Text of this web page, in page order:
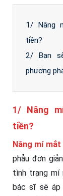
1/ Nâng
tiền?
2/ Bạn
phương
1/ Nâng
tiền?
Nâng mí mắt
phẫu đơn
tình trạng
bác sĩ sẽ áp